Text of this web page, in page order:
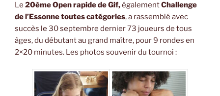
Le 20ème Open rapide de Gif,égalementChallenge
de l’Essonne toutes catégories, a rassemblé avec
succès le 30 septembre dernier 73 joueurs de tous
âges, du débutant au grand maître, pour 9 rondes en
2×20 minutes. Les photos souvenir du tournoi :